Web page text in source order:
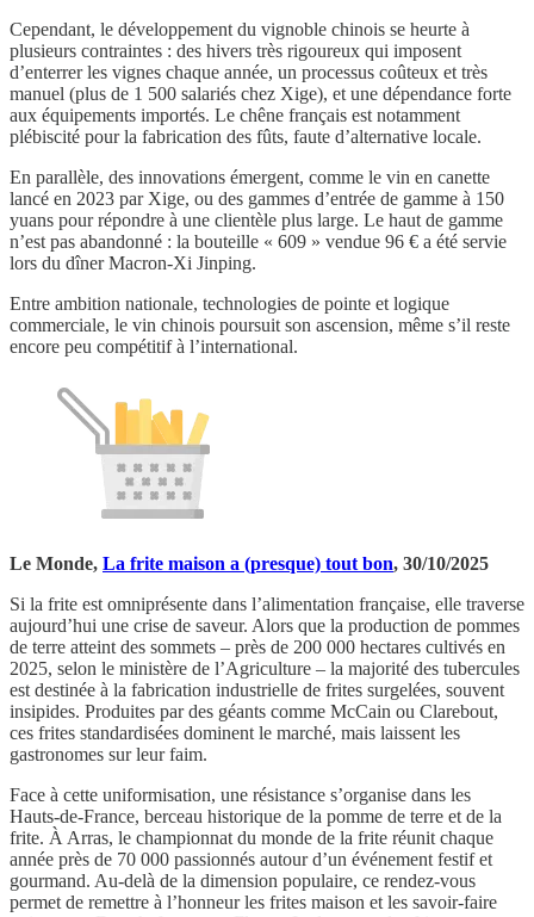
Cependant, le développement du vignoble chinois se heurte à
plusieurs contraintes : des hivers très rigoureux qui imposent
d’enterrer les vignes chaque année, un processus coûteux et très
manuel (plus de 1 500 salariés chez Xige), et une dépendance forte
aux équipements importés. Le chêne français est notamment
plébiscité pour la fabrication des fûts, faute d’alternative locale.
En parallèle, des innovations émergent, comme le vin en canette
lancé en 2023 par Xige, ou des gammes d’entrée de gamme à 150
yuans pour répondre à une clientèle plus large. Le haut de gamme
n’est pas abandonné : la bouteille « 609 » vendue 96 € a été servie
lors du dîner Macron-Xi Jinping.
Entre ambition nationale, technologies de pointe et logique
commerciale, le vin chinois poursuit son ascension, même s’il reste
encore peu compétitif à l’international.
Le Monde, La frite maison a (presque) tout bon, 30/10/2025
Si la frite est omniprésente dans l’alimentation française, elle traverse
aujourd’hui une crise de saveur. Alors que la production de pommes
de terre atteint des sommets – près de 200 000 hectares cultivés en
2025, selon le ministère de l’Agriculture – la majorité des tubercules
est destinée à la fabrication industrielle de frites surgelées, souvent
insipides. Produites par des géants comme McCain ou Clarebout,
ces frites standardisées dominent le marché, mais laissent les
gastronomes sur leur faim.
Face à cette uniformisation, une résistance s’organise dans les
Hauts-de-France, berceau historique de la pomme de terre et de la
frite. À Arras, le championnat du monde de la frite réunit chaque
année près de 70 000 passionnés autour d’un événement festif et
gourmand. Au-delà de la dimension populaire, ce rendez-vous
permet de remettre à l’honneur les frites maison et les savoir-faire